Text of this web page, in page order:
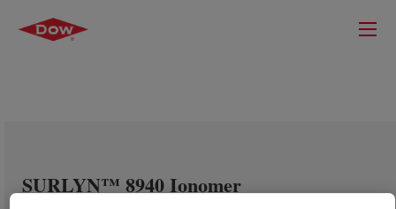
SURLYN™ 8940 Ionomer